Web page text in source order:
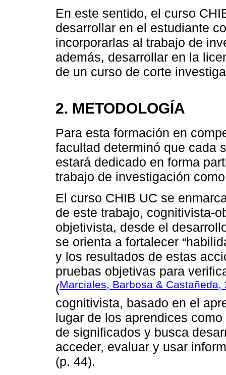
En este sentido, el curso
desarrollar en el estudiante
incorporarlas al trabajo de
además, desarrollar en la
de un curso de corte
2. METODOLOGÍA
Para esta formación en
facultad determinó que cada
estará dedicado en forma
trabajo de investigación
El curso CHIB UC se
de este trabajo, cognitivista-
objetivista, desde el
se orienta a fortalecer
y los resultados de estas
pruebas objetivas para
(Marciales, Barbosa & Castañeda,
cognitivista, basado en el
lugar de los aprendices
de significados y busca
acceder, evaluar y usar
(p. 44).